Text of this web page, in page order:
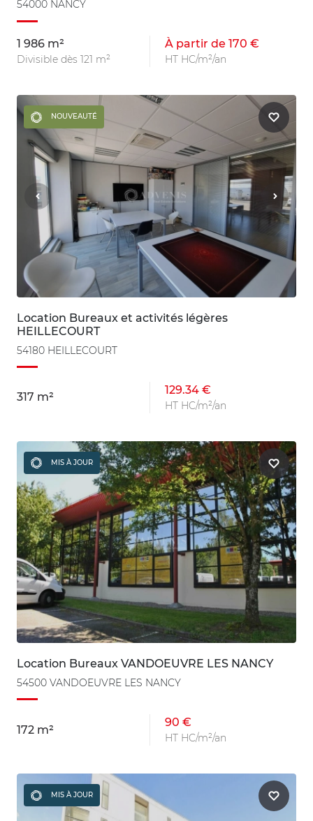
54000 NANCY
1 986 m²
Divisible dès 121 m²
À partir de 170 €
HT HC/m²/an
NOUVEAUTÉ
Location Bureaux et activités légères
HEILLECOURT
54180 HEILLECOURT
317 m²
129.34 €
HT HC/m²/an
MIS À JOUR
Location Bureaux VANDOEUVRE LES NANCY
54500 VANDOEUVRE LES NANCY
172 m²
90 €
HT HC/m²/an
MIS À JOUR